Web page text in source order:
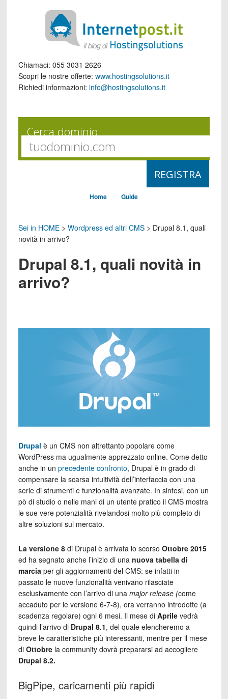
Chiamaci: 055 3031 2626
Scopri le nostre offerte: www.hostingsolutions.it
Richiedi informazioni: info@hostingsolutions.it
Cerca dominio:
Home Guide
Sei in HOME> Wordpress ed altri CMS> Drupal 8.1, quali
novità in arrivo?
Drupal 8.1, quali novità in
arrivo?
Drupal è un CMS non altrettanto popolare come
WordPress ma ugualmente apprezzato online. Come detto
anche in un precedente confronto, Drupal è in grado di
compensare la scarsa intuitività dell’interfaccia con una
serie di strumenti e funzionalità avanzate. In sintesi, con un
pò di studio o nelle mani di un utente pratico il CMS mostra
le sue vere potenzialità rivelandosi molto più completo di
altre soluzioni sul mercato.
La versione 8di Drupal è arrivata lo scorso Ottobre 2015
ed ha segnato anche l’inizio di una nuova tabella di
marcia per gli aggiornamenti del CMS: se infatti in
passato le nuove funzionalità venivano rilasciate
esclusivamente con l’arrivo di una major release (come
accaduto per le versione 6-7-8), ora verranno introdotte (a
scadenza regolare) ogni 6 mesi. Il mese di Aprilevedrà
quindi l’arrivo di Drupal 8.1, del quale elencheremo a
breve le caratteristiche più interessanti, mentre per il mese
di Ottobrela community dovrà prepararsi ad accogliere
Drupal 8.2.
BigPipe, caricamenti più rapidi